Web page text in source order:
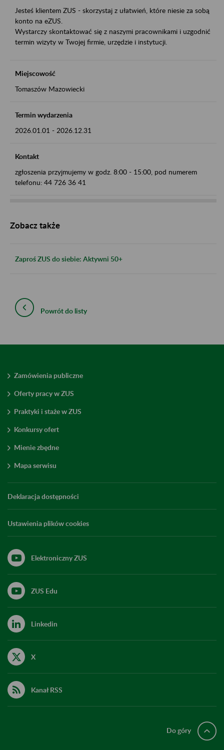
Jesteś klientem ZUS - skorzystaj z ułatwień, które niesie za sobą
konto na eZUS.
Wystarczy skontaktować się z naszymi pracownikami i uzgodnić
termin wizyty w Twojej firmie, urzędzie i instytucji.
Miejscowość
Tomaszów Mazowiecki
Termin wydarzenia
2026.01.01 - 2026.12.31
Kontakt
zgłoszenia przyjmujemy w godz. 8:00 - 15:00, pod numerem
telefonu: 44 726 36 41
Zobacz także
Zaproś ZUS do siebie: Aktywni 50+
Powrót do listy
Zamówienia publiczne
Oferty pracy w ZUS
Praktyki i staże w ZUS
Konkursy ofert
Mienie zbędne
Mapa serwisu
Deklaracja dostępności
Ustawienia plików cookies
Elektroniczny ZUS
ZUS Edu
Linkedin
X
Kanał RSS
Do góry